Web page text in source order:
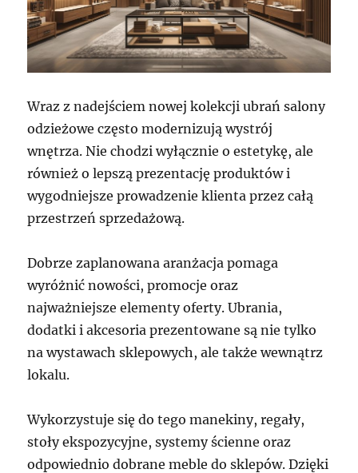
Wraz z nadejściem nowej kolekcji ubrań salony
odzieżowe często modernizują wystrój
wnętrza. Nie chodzi wyłącznie o estetykę, ale
również o lepszą prezentację produktów i
wygodniejsze prowadzenie klienta przez całą
przestrzeń sprzedażową.
Dobrze zaplanowana aranżacja pomaga
wyróżnić nowości, promocje oraz
najważniejsze elementy oferty. Ubrania,
dodatki i akcesoria prezentowane są nie tylko
na wystawach sklepowych, ale także wewnątrz
lokalu.
Wykorzystuje się do tego manekiny, regały,
stoły ekspozycyjne, systemy ścienne oraz
odpowiednio dobrane meble do sklepów. Dzięki